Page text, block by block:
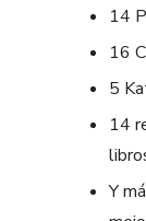
14
16
5
14
Y